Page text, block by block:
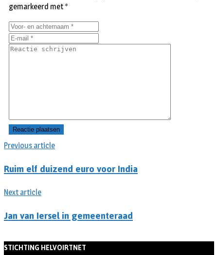
Previous article
Ruim elf duizend euro voor India
Next article
Jan van Iersel in gemeenteraad
gemarkeerd met *
STICHTING HELVOIRTNET